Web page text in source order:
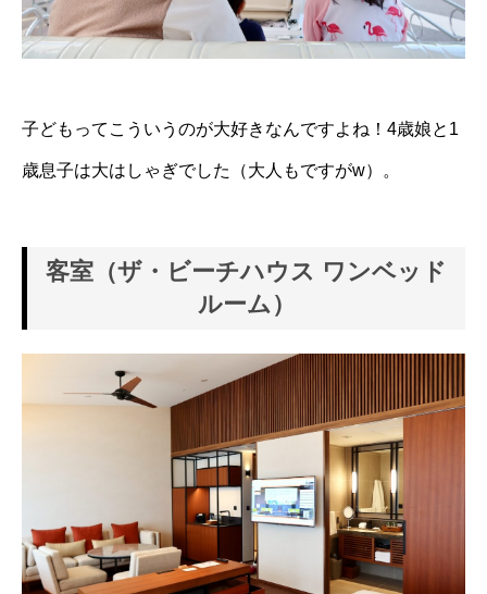
子どもってこういうのが大好きなんですよね！4歳娘と1
歳息子は大はしゃぎでした（大人もですがw）。
客室（ザ・ビーチハウス ワンベッド
ルーム）